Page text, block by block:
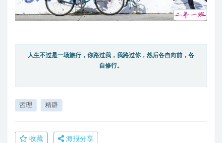
人生不过是一场旅行，你路过我，我路过你，然后各自向前，各
自修行。
哲理 精辟
收藏 海报分享